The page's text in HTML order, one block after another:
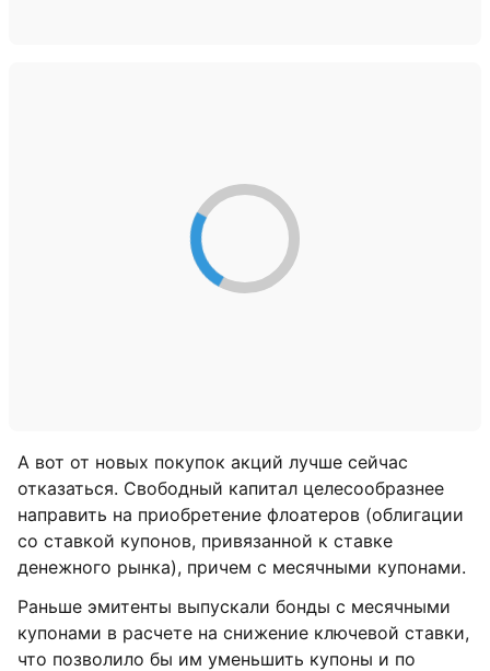
А вот от новых покупок акций лучше сейчас
отказаться. Свободный капитал целесообразнее
направить на приобретение флоатеров (облигации
со ставкой купонов, привязанной к ставке
денежного рынка), причем с месячными купонами.
Раньше эмитенты выпускали бонды с месячными
купонами в расчете на снижение ключевой ставки,
что позволило бы им уменьшить купоны и по